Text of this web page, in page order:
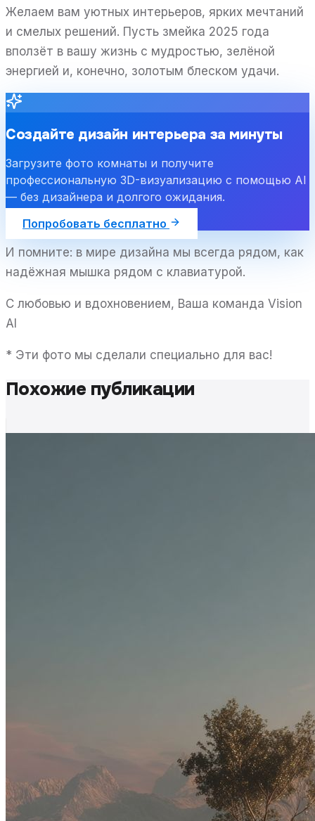
Желаем вам уютных интерьеров, ярких мечтаний
и смелых решений. Пусть змейка 2025 года
вползёт в вашу жизнь с мудростью, зелёной
энергией и, конечно, золотым блеском удачи.
Создайте дизайн интерьера за минуты
Загрузите фото комнаты и получите
профессиональную 3D-визуализацию с помощью AI
— без дизайнера и долгого ожидания.
Попробовать бесплатно
И помните: в мире дизайна мы всегда рядом, как
надёжная мышка рядом с клавиатурой.
С любовью и вдохновением, Ваша команда Vision
AI
* Эти фото мы сделали специально для вас!
Похожие публикации